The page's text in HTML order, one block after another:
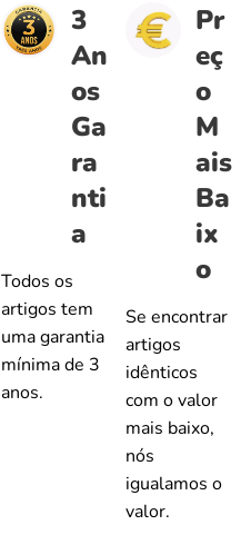
3
An
os
Ga
ra
nti
a
Todos os
artigos tem
uma garantia
mínima de 3
anos.
Pr
eç
o
M
ais
Ba
ix
o
Se encontrar
artigos
idênticos
com o valor
mais baixo,
nós
igualamos o
valor.